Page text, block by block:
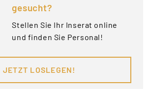
gesucht?
Stellen Sie Ihr Inserat online
und finden Sie Personal!
JETZT LOSLEGEN!